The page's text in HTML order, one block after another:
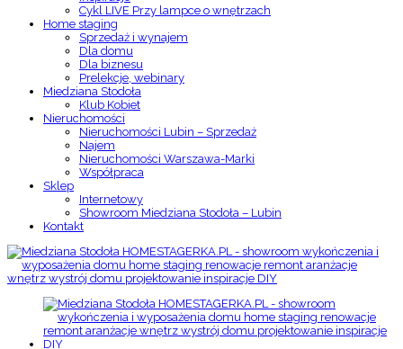
Cykl LIVE Przy lampce o wnętrzach
Home staging
Sprzedaż i wynajem
Dla domu
Dla biznesu
Prelekcje, webinary
Miedziana Stodoła
Klub Kobiet
Nieruchomości
Nieruchomości Lubin – Sprzedaż
Najem
Nieruchomości Warszawa-Marki
Współpraca
Sklep
Internetowy
Showroom Miedziana Stodoła – Lubin
Kontakt